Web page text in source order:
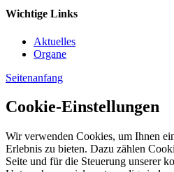
Wichtige Links
Aktuelles
Organe
Seitenanfang
Cookie-Einstellungen
Wir verwenden Cookies, um Ihnen
Erlebnis zu bieten. Dazu zählen
Seite und für die Steuerung unserer